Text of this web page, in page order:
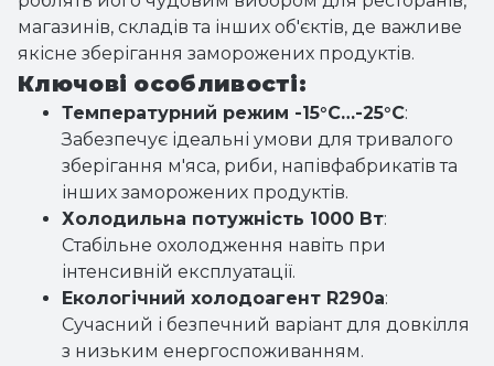
магазинів, складів та інших об'єктів, де важливе
якісне зберігання заморожених продуктів.
Ключові особливості:
Температурний режим -15°C…-25°C:
Забезпечує ідеальні умови для тривалого
зберігання м'яса, риби, напівфабрикатів та
інших заморожених продуктів.
Холодильна потужність 1000 Вт:
Стабільне охолодження навіть при
інтенсивній експлуатації.
Екологічний холодоагент R290a:
Сучасний і безпечний варіант для довкілля
з низьким енергоспоживанням.